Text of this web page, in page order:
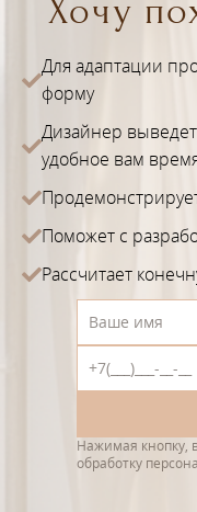
Хочу
Для адаптации
форму
Дизайнер
удобное вам
Поможет с
Рассчитает
Нажимая кнопку,
обработку